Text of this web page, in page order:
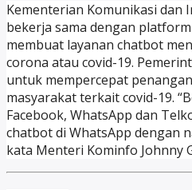
Kementerian Komunikasi dan
bekerja sama dengan
membuat layanan chatbot
corona atau covid-19.
untuk mempercepat
masyarakat terkait covid-19.
Facebook, WhatsApp dan
chatbot di WhatsApp dengan
kata Menteri Kominfo Johnny